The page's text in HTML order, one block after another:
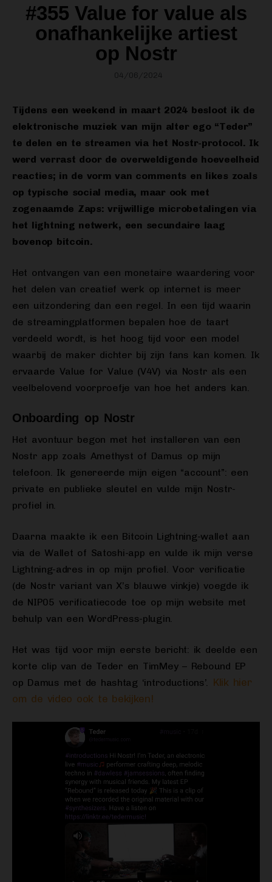
#355 Value for value als
onafhankelijke artiest
op Nostr
04/06/2024
Tijdens een weekend in maart 2024 besloot ik de
elektronische muziek van mijn alter ego “Teder”
te delen en te streamen via het Nostr-protocol. Ik
werd verrast door de overweldigende hoeveelheid
reacties; in de vorm van comments en likes zoals
op typische social media, maar ook met
zogenaamde Zaps: vrijwillige microbetalingen via
het lightning netwerk, een secundaire laag
bovenop bitcoin.
Het ontvangen van een monetaire waardering voor
het delen van creatief werk op internet is meer
een uitzondering dan een regel. In een tijd waarin
de streamingplatformen bepalen hoe de taart
verdeeld wordt, is het hoog tijd voor een model
waarbij de maker dichter bij zijn fans kan komen. Ik
ervaarde Value for Value (V4V) via Nostr als een
veelbelovend voorproefje van hoe het anders kan.
Onboarding op Nostr
Het avontuur begon met het installeren van een
Nostr app zoals Amethyst of Damus op mijn
telefoon. Ik genereerde mijn eigen “account”: een
private en publieke sleutel en vulde mijn Nostr-
profiel in.
Daarna maakte ik een Bitcoin Lightning-wallet aan
via de Wallet of Satoshi-app en vulde ik mijn verse
Lightning-adres in op mijn profiel. Voor verificatie
(de Nostr variant van X’s blauwe vinkje) voegde ik
de NIP05 verificatiecode toe op mijn website met
behulp van een WordPress-plugin.
Het was tijd voor mijn eerste bericht: ik deelde een
korte clip van de Teder en TimMey – Rebound EP
op Damus met de hashtag ‘introductions’. Klik hier
om de video ook te bekijken!